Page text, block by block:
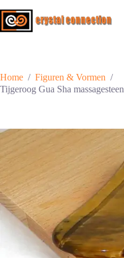
naar
de
Home / Figuren & Vormen /
Tijgeroog Gua Sha massagesteen